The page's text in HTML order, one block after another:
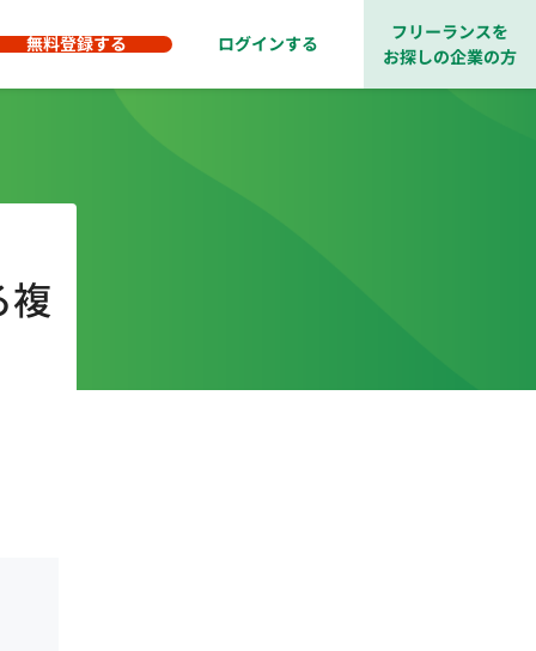
無料登録する ログインする
フリーランスを
お探しの企業の方
複